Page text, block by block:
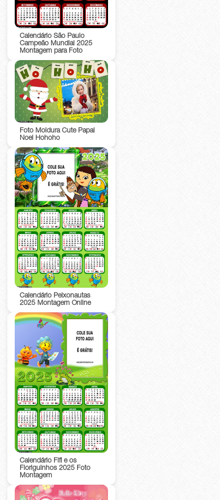
Calendário São Paulo
Campeão Mundial 2025
Montagem para Foto
Foto Moldura Cute Papai
Noel Hohoho
Calendário Peixonautas
2025 Montagem Online
Calendário Fifi e os
Floriguinhos 2025 Foto
Montagem